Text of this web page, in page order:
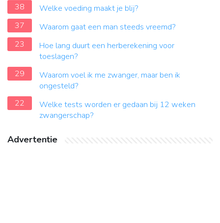
38
Welke voeding maakt je blij?
37
Waarom gaat een man steeds vreemd?
23
Hoe lang duurt een herberekening voor
toeslagen?
29
Waarom voel ik me zwanger, maar ben ik
ongesteld?
22
Welke tests worden er gedaan bij 12 weken
zwangerschap?
Advertentie